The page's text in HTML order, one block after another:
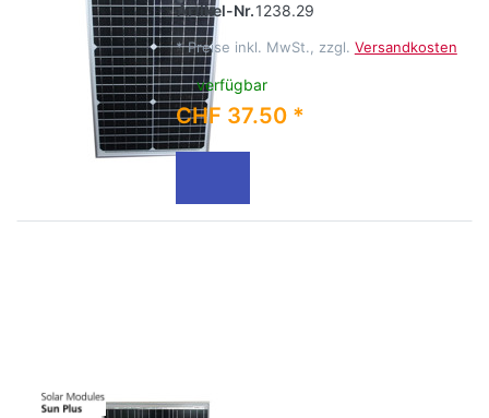
Artikel-Nr.1238.29
* Preise inkl. MwSt., zzgl. Versandkosten
verfügbar
CHF 37.50 *